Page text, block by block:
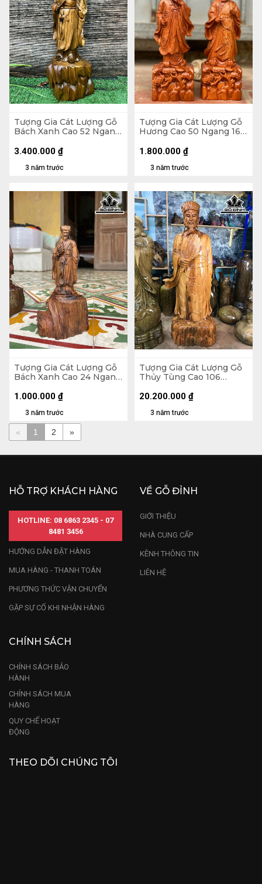
Tượng Gia Cát Lượng Gỗ
Bách Xanh Cao 52 Ngang
3 năm trước
3.400.000 ₫
Tượng Gia Cát Lượng Gỗ
Hương Cao 50 Ngang 16
3 năm trước
1.800.000 ₫
Tượng Gia Cát Lượng Gỗ
Bách Xanh Cao 24 Ngang
3 năm trước
1.000.000 ₫
Tượng Gia Cát Lượng Gỗ
Thủy Tùng Cao 106
3 năm trước
20.200.000 ₫
« 1 2 »
HỖ TRỢ KHÁCH HÀNG
HOTLINE: 08 6863 2345 - 07
8481 3456
HƯỚNG DẪN ĐẶT HÀNG
MUA HÀNG - THANH TOÁN
PHƯƠNG THỨC VẬN CHUYỂN
GẶP SỰ CỐ KHI NHẬN HÀNG
VỀ GỖ ĐỈNH
GIỚI THIỆU
NHÀ CUNG CẤP
KÊNH THÔNG TIN
LIÊN HỆ
CHÍNH SÁCH
CHÍNH SÁCH BẢO
HÀNH
CHÍNH SÁCH MUA
HÀNG
QUY CHẾ HOẠT
ĐỘNG
THEO DÕI CHÚNG TÔI